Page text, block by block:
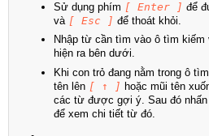
Sử dụng phím [ Enter ] để
và [ Esc ] để thoát khỏi.
Nhập từ cần tìm vào ô tìm
hiện ra bên dưới.
Khi con trỏ đang nằm trong ô
tên lên [ ↑ ] hoặc mũi tên
các từ được gợi ý. Sau đó nhấn
để xem chi tiết từ đó.